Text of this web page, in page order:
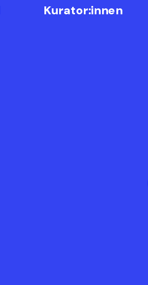
Kurator:innen